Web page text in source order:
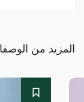
المزيد من